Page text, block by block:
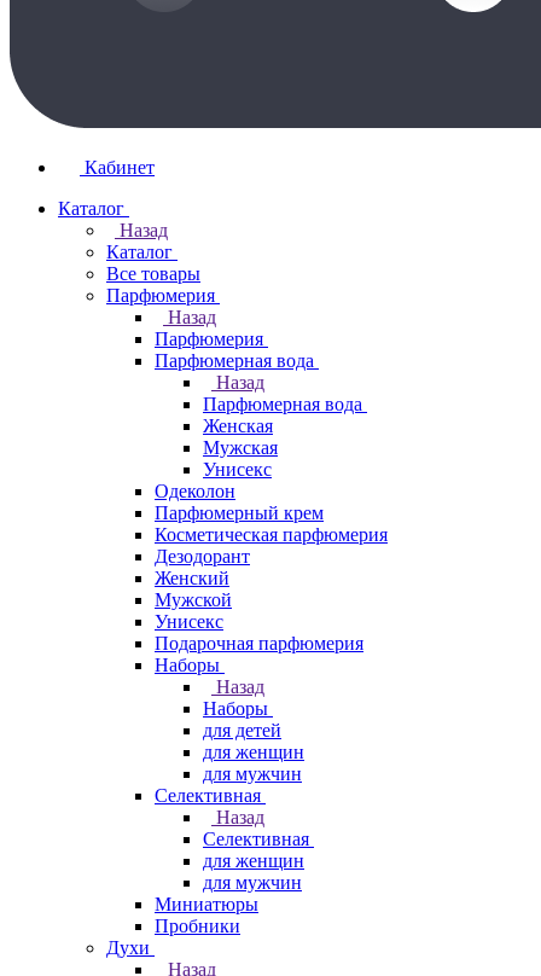
Кабинет
Каталог
Назад
Каталог
Все товары
Парфюмерия
Назад
Парфюмерия
Парфюмерная вода
Назад
Парфюмерная вода
Женская
Мужская
Унисекс
Одеколон
Парфюмерный крем
Косметическая парфюмерия
Дезодорант
Женский
Мужской
Унисекс
Подарочная парфюмерия
Наборы
Назад
Наборы
для детей
для женщин
для мужчин
Селективная
Назад
Селективная
для женщин
для мужчин
Миниатюры
Пробники
Духи
Назад